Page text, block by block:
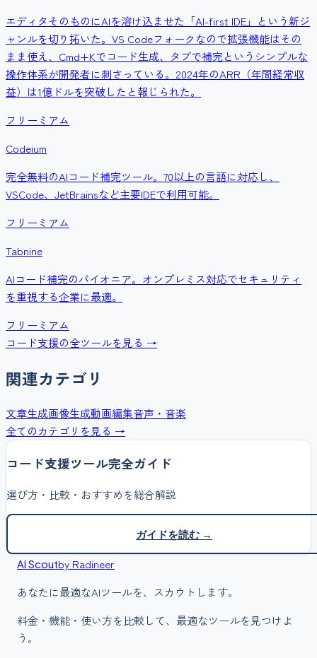
エディタそのものにAIを溶け込ませた「AI-first IDE」という新ジ
ャンルを切り拓いた。VS Codeフォークなので拡張機能はその
まま使え、Cmd+Kでコード生成、タブで補完というシンプルな
操作体系が開発者に刺さっている。2024年のARR（年間経常収
益）は1億ドルを突破したと報じられた。
フリーミアム
Codeium
完全無料のAIコード補完ツール。70以上の言語に対応し、
VSCode、JetBrainsなど主要IDEで利用可能。
フリーミアム
Tabnine
AIコード補完のパイオニア。オンプレミス対応でセキュリティ
を重視する企業に最適。
フリーミアム
コード支援の全ツールを見る →
関連カテゴリ
文章生成画像生成動画編集音声・音楽
全てのカテゴリを見る →
コード支援ツール完全ガイド
選び方・比較・おすすめを総合解説
ガイドを読む →
AI Scoutby Radineer
あなたに最適なAIツールを、スカウトします。
料金・機能・使い方を比較して、最適なツールを見つけよ
う。